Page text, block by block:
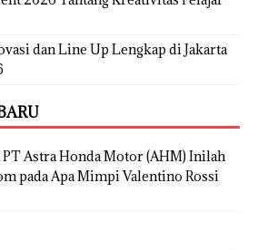
dan Line Up Lengkap di Jakarta
PT Astra Honda Motor (AHM) Inilah
pada Apa Mimpi Valentino Rossi